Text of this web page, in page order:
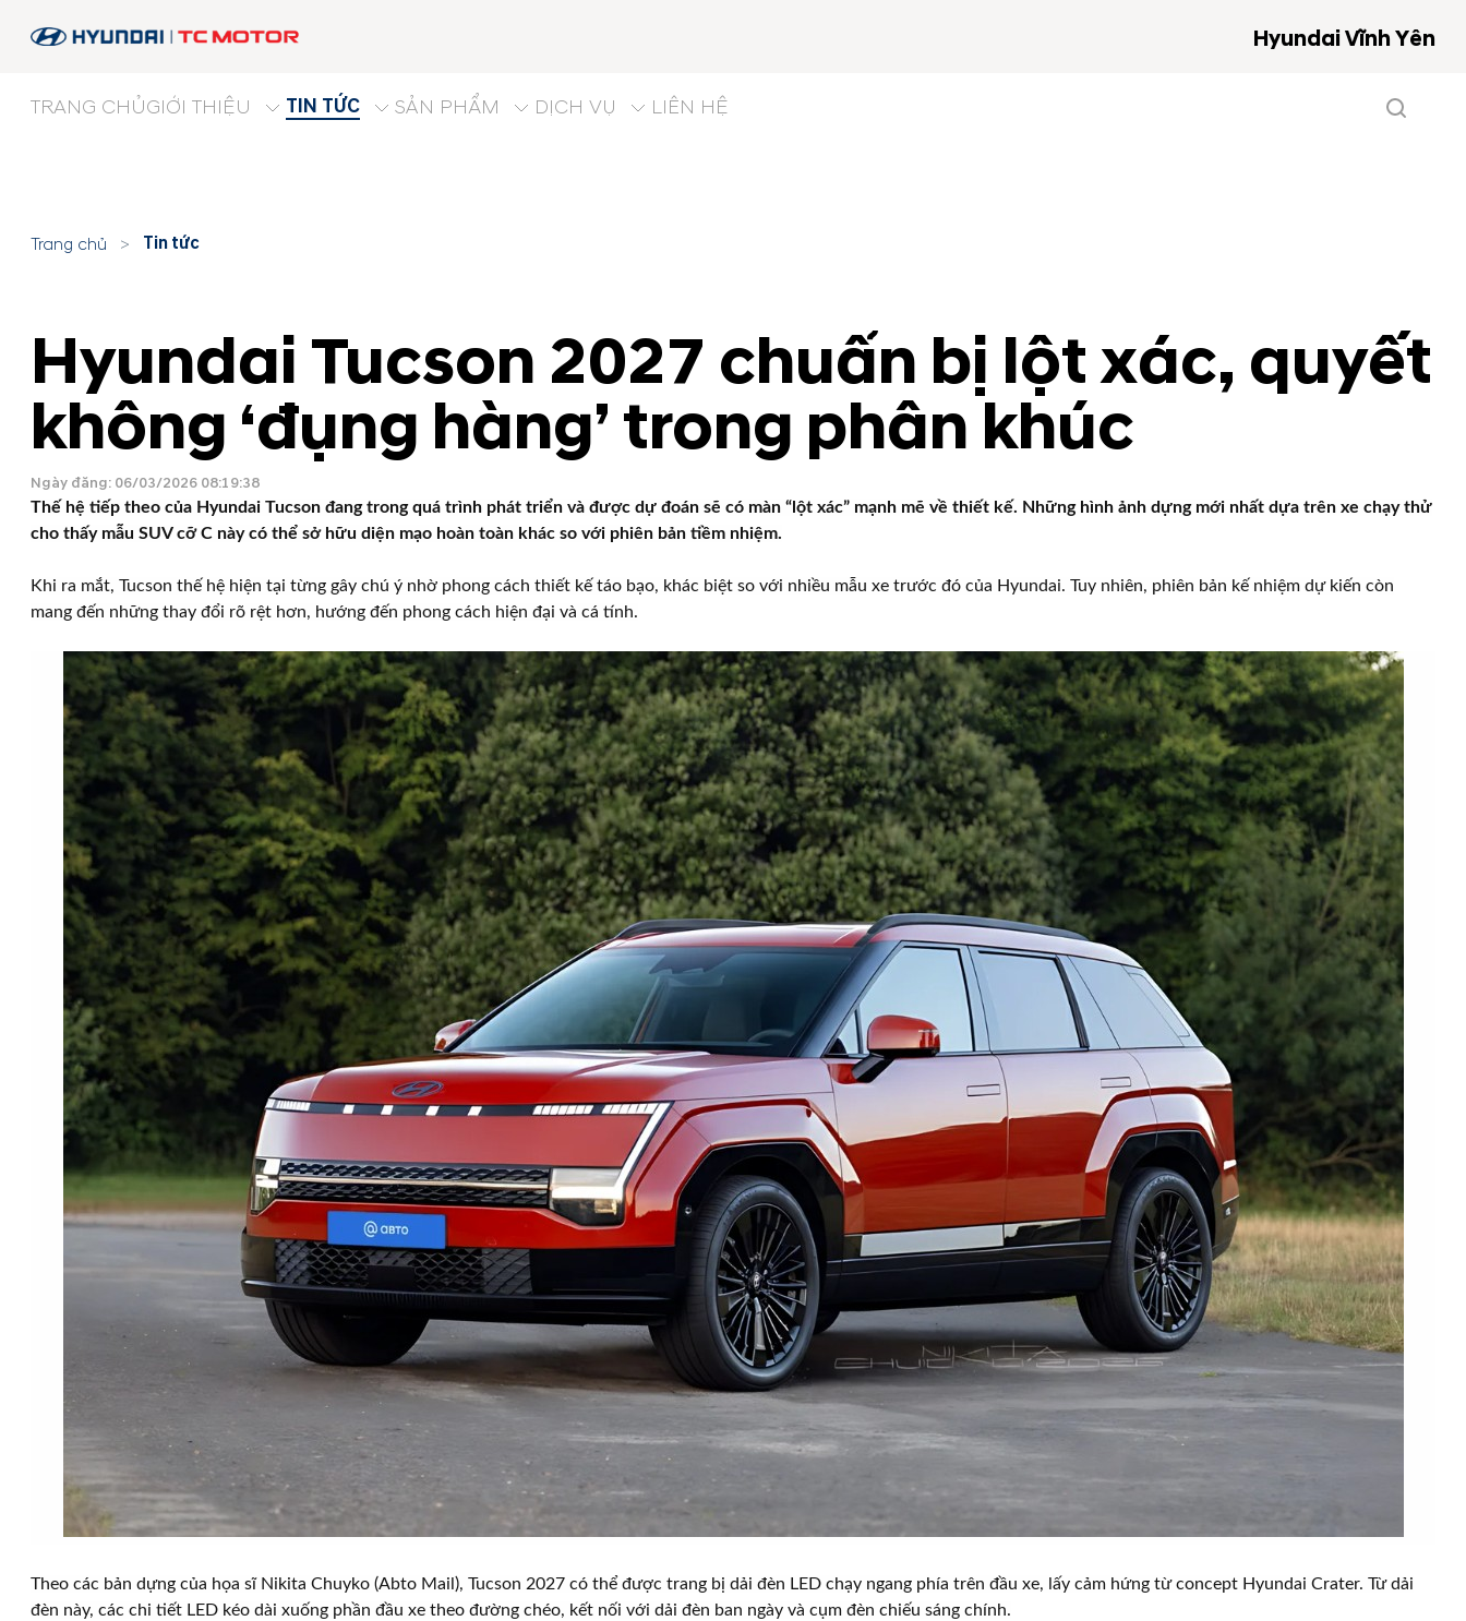
Hyundai Vĩnh Yên
TRANG CHỦGIỚI THIỆU TIN TỨC SẢN PHẨM DỊCH VỤ LIÊN HỆ
Trang chủ > Tin tức
Hyundai Tucson 2027 chuẩn bị lột xác, quyết
không ‘đụng hàng’ trong phân khúc
Ngày đăng: 06/03/2026 08:19:38
Thế hệ tiếp theo của Hyundai Tucson đang trong quá trình phát triển và được dự đoán sẽ có màn “lột xác” mạnh mẽ về thiết kế. Những hình ảnh dựng mới nhất dựa trên xe chạy thử
cho thấy mẫu SUV cỡ C này có thể sở hữu diện mạo hoàn toàn khác so với phiên bản tiềm nhiệm.
Khi ra mắt, Tucson thế hệ hiện tại từng gây chú ý nhờ phong cách thiết kế táo bạo, khác biệt so với nhiều mẫu xe trước đó của Hyundai. Tuy nhiên, phiên bản kế nhiệm dự kiến còn
mang đến những thay đổi rõ rệt hơn, hướng đến phong cách hiện đại và cá tính.
Theo các bản dựng của họa sĩ Nikita Chuyko (Abto Mail), Tucson 2027 có thể được trang bị dải đèn LED chạy ngang phía trên đầu xe, lấy cảm hứng từ concept Hyundai Crater. Từ dải
đèn này, các chi tiết LED kéo dài xuống phần đầu xe theo đường chéo, kết nối với dải đèn ban ngày và cụm đèn chiếu sáng chính.